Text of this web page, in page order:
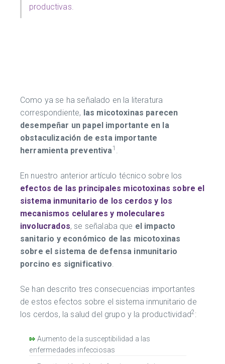
productivas.
Como ya se ha señalado en la literatura
correspondiente, las micotoxinas parecen
desempeñar un papel importante en la
obstaculización de esta importante
herramienta preventiva 1
En nuestro anterior artículo técnico sobre los
efectos de las principales micotoxinas sobre el
sistema inmunitario de los cerdos y los
mecanismos celulares y moleculares
involucrados, se señalaba que el impacto
sanitario y económico de las micotoxinas
sobre el sistema de defensa inmunitario
porcino es significativo
Se han descrito tres consecuencias importantes
de estos efectos sobre el sistema inmunitario de
los cerdos, la salud del grupo y la productividad2 :
⇰ Aumento de la susceptibilidad a las
enfermedades infecciosas